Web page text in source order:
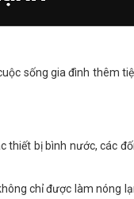
sống gia đình thêm
bị bình nước, các
chỉ được làm nóng